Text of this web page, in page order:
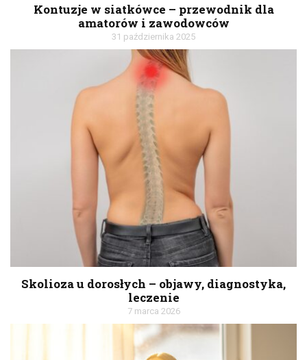
Kontuzje w siatkówce – przewodnik dla
amatorów i zawodowców
31 października 2025
Skolioza u dorosłych – objawy, diagnostyka,
leczenie
7 marca 2026